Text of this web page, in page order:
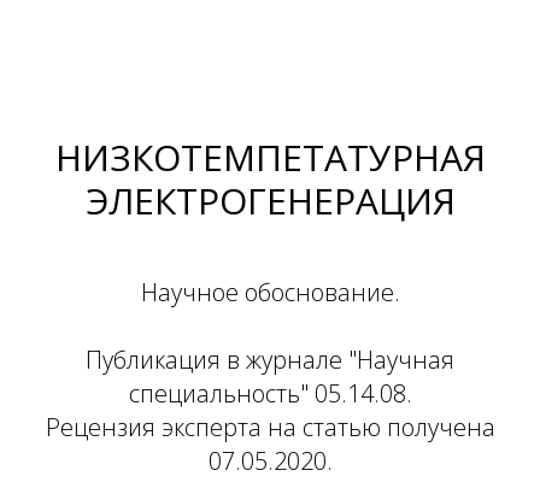
НИЗКОТЕМПЕТАТУРНАЯ
ЭЛЕКТРОГЕНЕРАЦИЯ
Научное обоснование.
Публикация в журнале "Научная
специальность" 05.14.08.
Рецензия эксперта на статью получена
07.05.2020.